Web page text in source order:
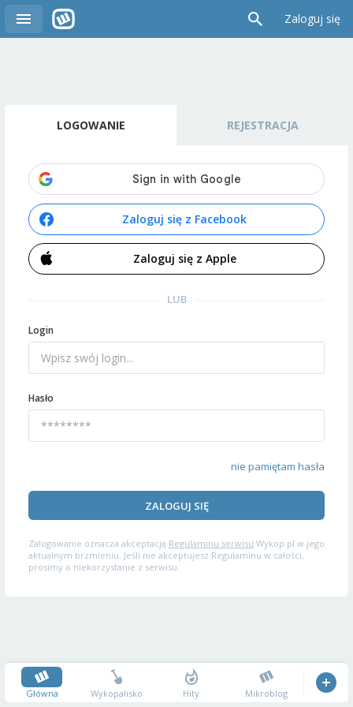
Zaloguj się
LOGOWANIE REJESTRACJA
Zaloguj się z Facebook
Zaloguj się z Apple
LUB
Login
Hasło
nie pamiętam hasła
ZALOGUJ SIĘ
Zalogowanie oznacza akceptację Regulaminu serwisu Wykop.pl w jego
aktualnym brzmieniu. Jeśli nie akceptujesz Regulaminu w całości,
prosimy o niekorzystanie z serwisu.
Główna Wykopalisko Hity Mikroblog